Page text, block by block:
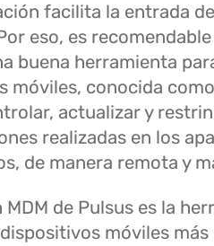
facilita la entrada
eso, es
buena herramienta
móviles, conocida
actualizar y
realizadas en los
de manera remota y
MDM de Pulsus es la
móviles